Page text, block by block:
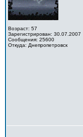
Возраст: 57
Зарегистрирован: 30.07.2007
Сообщения: 25600
Откуда: Днепропетровск